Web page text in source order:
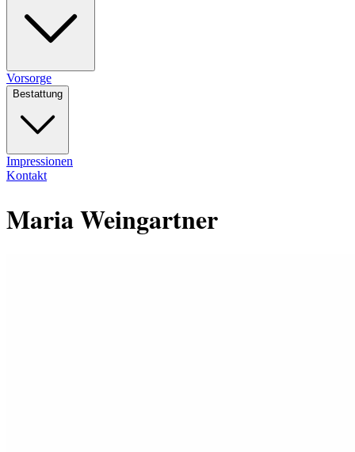
Vorsorge
Bestattung
Impressionen
Kontakt
Maria Weingartner